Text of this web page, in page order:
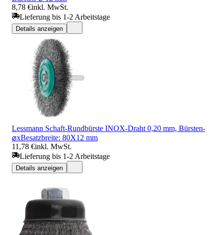
8,78 €inkl. MwSt.
Lieferung bis 1-2 Arbeitstage
Details anzeigen
Lessmann Schaft-Rundbürste INOX-Draht 0,20 mm, Bürsten-
⌀xBesatzbreite: 80X12 mm
11,78 €inkl. MwSt.
Lieferung bis 1-2 Arbeitstage
Details anzeigen